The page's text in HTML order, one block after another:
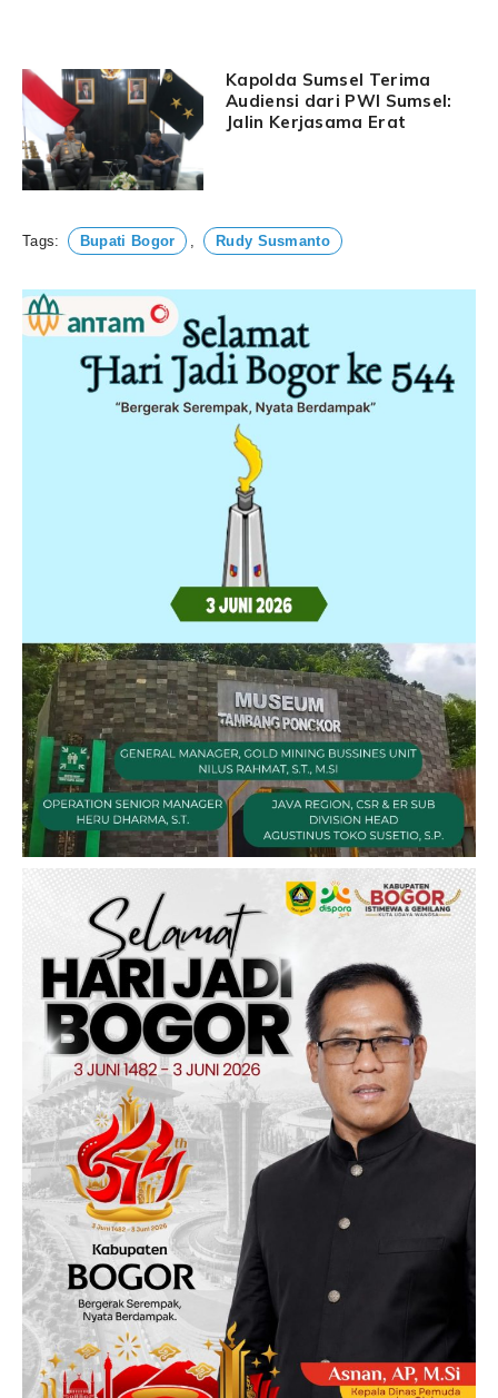
Kapolda Sumsel Terima
Audiensi dari PWI Sumsel:
Jalin Kerjasama Erat
Tags: Bupati Bogor Rudy Susmanto